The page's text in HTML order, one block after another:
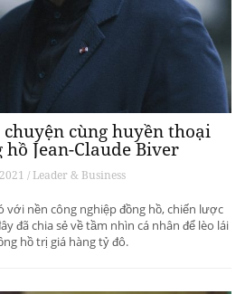
cùng huyền thoại
Jean-Claude Biver
/ Leader & Business
với nền công nghiệp đồng hồ, chiến lược
đã chia sẻ về tầm nhìn cá nhân để lèo lái
hồ trị giá hàng tỷ đô.